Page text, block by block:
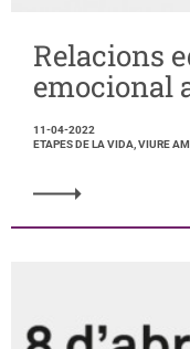
Relacions
emocional
11-04-2022
ETAPES DE LA VIDA, VIURE